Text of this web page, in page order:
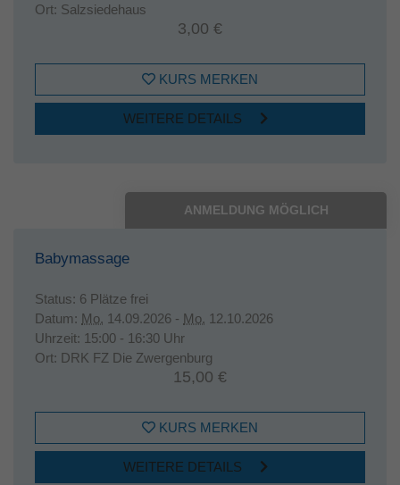
Ort: Salzsiedehaus
3,00 €
KURS MERKEN
WEITERE DETAILS
ANMELDUNG MÖGLICH
Babymassage
Status: 6 Plätze frei
Datum: Mo. 14.09.2026 - Mo. 12.10.2026
Uhrzeit: 15:00 - 16:30 Uhr
Ort: DRK FZ Die Zwergenburg
15,00 €
KURS MERKEN
WEITERE DETAILS